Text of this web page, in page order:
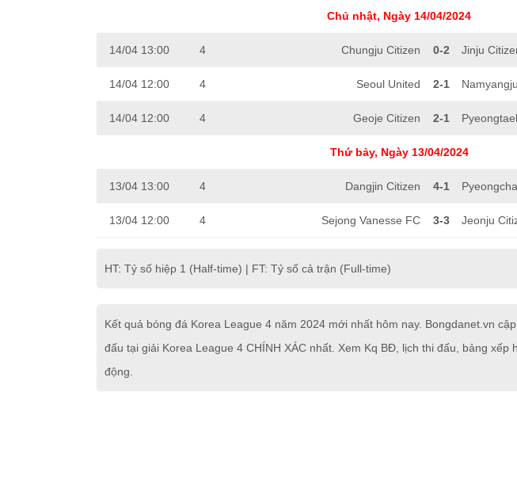
Chủ nhật, Ngày 14/04/2024
14/04 13:00 4 Chungju Citizen 0-2 Jinju
14/04 12:00 4 Seoul United 2-1
14/04 12:00 4 Geoje Citizen 2-1
Thứ bảy, Ngày 13/04/2024
13/04 13:00 4 Dangjin Citizen 4-1
13/04 12:00 4 Sejong Vanesse FC 3-3 Jeonju
HT: Tỷ số hiệp 1 (Half-time) | FT: Tỷ số cả trận (Full-time)
Kết quả bóng đá Korea League 4 năm 2024 mới nhất hôm nay. Bongdanet.vn
đấu tại giải Korea League 4 CHÍNH XÁC nhất. Xem Kq BĐ, lịch thi đấu, bảng xếp
động.